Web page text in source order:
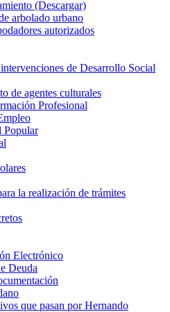
(Descargar)
arbolado urbano
autorizados
de Desarrollo Social
de agentes culturales
Profesional
Popular
la realización de trámites
Electrónico
Deuda
que pasan por Hernando